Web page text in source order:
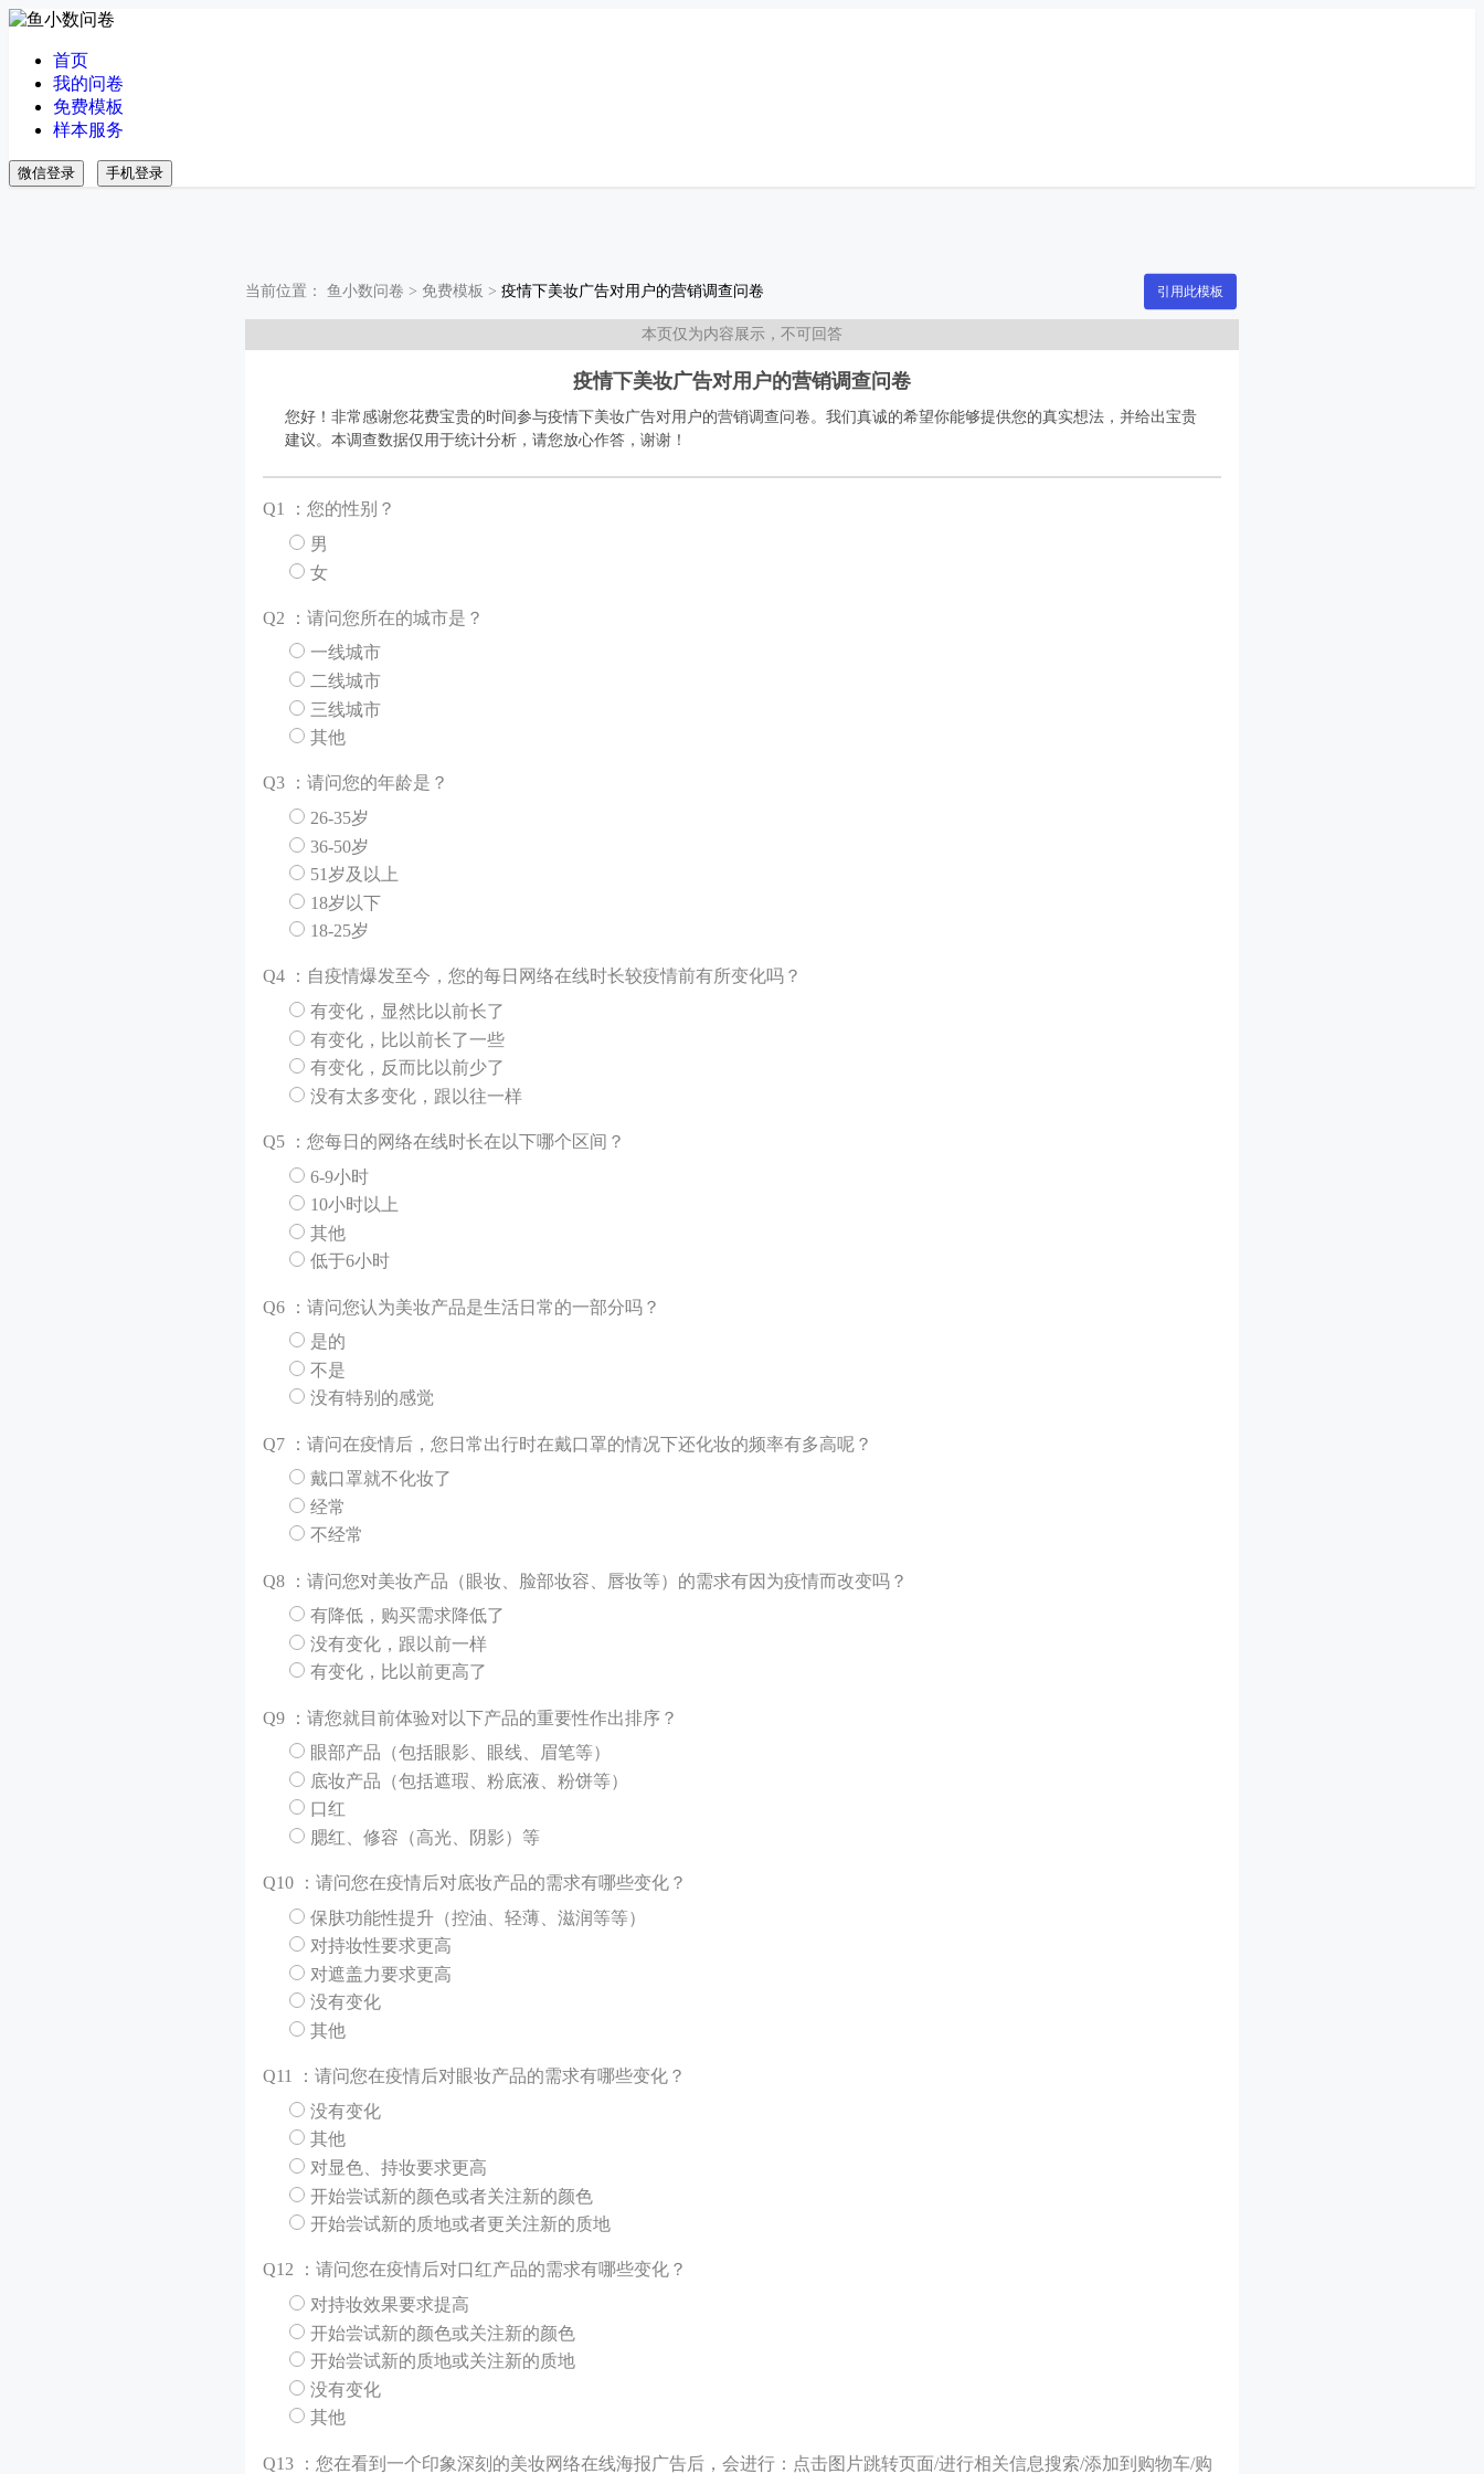
首页
我的问卷
免费模板
样本服务
微信登录 手机登录
当前位置： 鱼小数问卷 > 免费模板 > 疫情下美妆广告对用户的营销调查问卷 引用此模板
本页仅为内容展示，不可回答
疫情下美妆广告对用户的营销调查问卷
您好！非常感谢您花费宝贵的时间参与疫情下美妆广告对用户的营销调查问卷。我们真诚的希望你能够提供您的真实想法，并给出宝贵
建议。本调查数据仅用于统计分析，请您放心作答，谢谢！
Q1 ：您的性别？
男
女
Q2 ：请问您所在的城市是？
一线城市
二线城市
三线城市
其他
Q3 ：请问您的年龄是？
26-35岁
36-50岁
51岁及以上
18岁以下
18-25岁
Q4 ：自疫情爆发至今，您的每日网络在线时长较疫情前有所变化吗？
有变化，显然比以前长了
有变化，比以前长了一些
有变化，反而比以前少了
没有太多变化，跟以往一样
Q5 ：您每日的网络在线时长在以下哪个区间？
6-9小时
10小时以上
其他
低于6小时
Q6 ：请问您认为美妆产品是生活日常的一部分吗？
是的
不是
没有特别的感觉
Q7 ：请问在疫情后，您日常出行时在戴口罩的情况下还化妆的频率有多高呢？
戴口罩就不化妆了
经常
不经常
Q8 ：请问您对美妆产品（眼妆、脸部妆容、唇妆等）的需求有因为疫情而改变吗？
有降低，购买需求降低了
没有变化，跟以前一样
有变化，比以前更高了
Q9 ：请您就目前体验对以下产品的重要性作出排序？
眼部产品（包括眼影、眼线、眉笔等）
底妆产品（包括遮瑕、粉底液、粉饼等）
口红
腮红、修容（高光、阴影）等
Q10 ：请问您在疫情后对底妆产品的需求有哪些变化？
保肤功能性提升（控油、轻薄、滋润等等）
对持妆性要求更高
对遮盖力要求更高
没有变化
其他
Q11 ：请问您在疫情后对眼妆产品的需求有哪些变化？
没有变化
其他
对显色、持妆要求更高
开始尝试新的颜色或者关注新的颜色
开始尝试新的质地或者更关注新的质地
Q12 ：请问您在疫情后对口红产品的需求有哪些变化？
对持妆效果要求提高
开始尝试新的颜色或关注新的颜色
开始尝试新的质地或关注新的质地
没有变化
其他
Q13 ：您在看到一个印象深刻的美妆网络在线海报广告后，会进行：点击图片跳转页面/进行相关信息搜索/添加到购物车/购